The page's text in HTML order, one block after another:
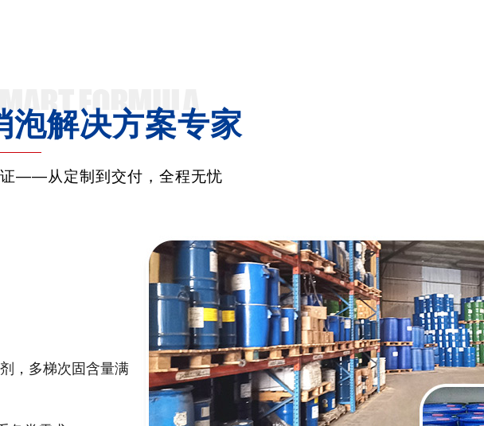
泡解决方案专家
——从定制到交付，全程无忧
，多梯次固含量满